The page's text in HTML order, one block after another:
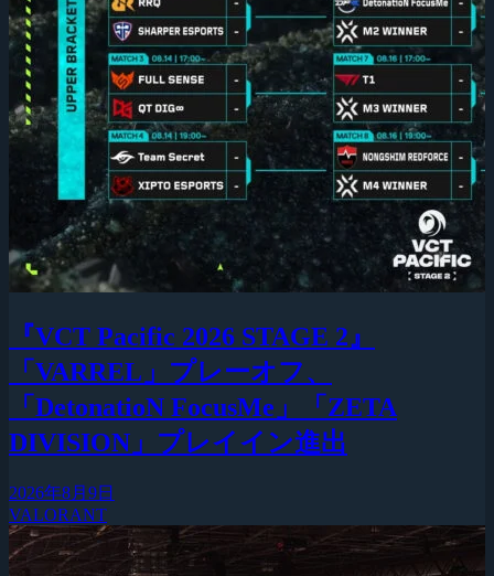
『VCT Pacific 2026 STAGE 2』
「VARREL」プレーオフ、
「DetonatioN FocusMe」「ZETA
DIVISION」プレイイン進出
2026年8月9日
VALORANT